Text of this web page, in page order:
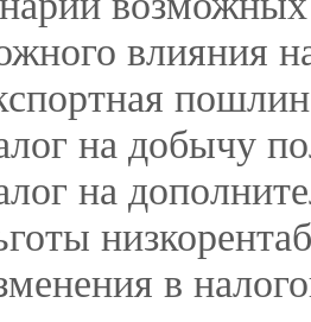
влияния
на добычу
на
в